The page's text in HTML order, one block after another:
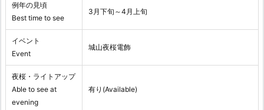
例年の見頃
Best time to see
3月下旬～4月上旬
イベント
Event
城山夜桜電飾
夜桜・ライトアップ
Able to see at
evening
有り(Available)